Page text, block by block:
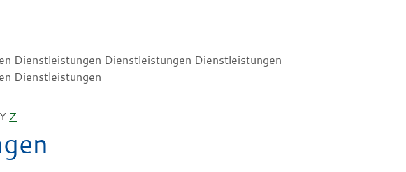
Dienstleistungen Dienstleistungen Dienstleistungen
Dienstleistungen
Y Z